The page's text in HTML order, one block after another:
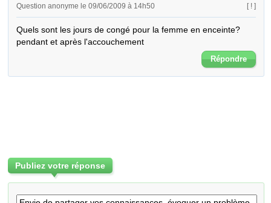
Question anonyme le 09/06/2009 à 14h50 [ ! ]
Quels sont les jours de congé pour la femme en enceinte?
pendant et après l'accouchement
Répondre
Publiez votre réponse